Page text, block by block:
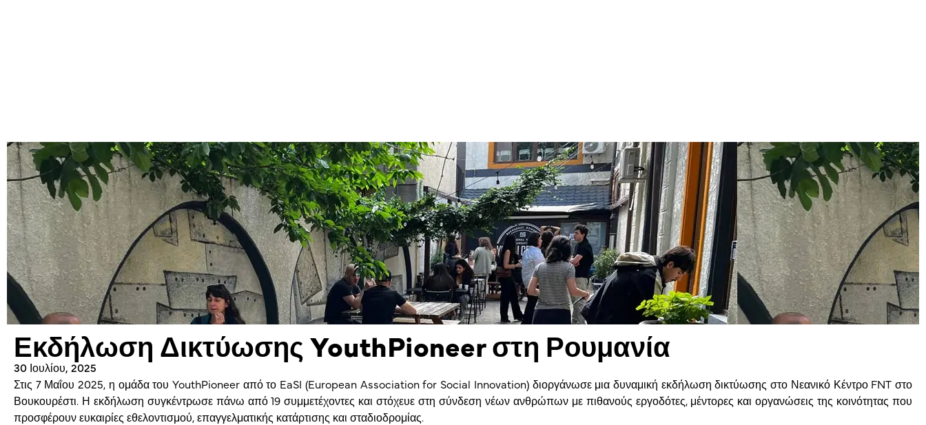
Εκδήλωση Δικτύωσης YouthPioneer στη Ρουμανία
30 Ιουλίου, 2025
Στις 7 Μαΐου 2025, η ομάδα του YouthPioneer από το EaSI (European Association for Social Innovation) διοργάνωσε μια δυναμική εκδήλωση δικτύωσης στο Νεανικό Κέντρο FNT στο
Βουκουρέστι. Η εκδήλωση συγκέντρωσε πάνω από 19 συμμετέχοντες και στόχευε στη σύνδεση νέων ανθρώπων με πιθανούς εργοδότες, μέντορες και οργανώσεις της κοινότητας που
προσφέρουν ευκαιρίες εθελοντισμού, επαγγελματικής κατάρτισης και σταδιοδρομίας.